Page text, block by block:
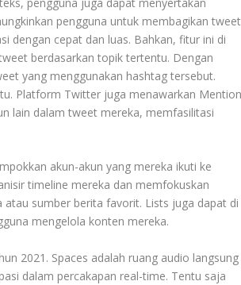
pengguna untuk membagikan tweet
dengan cepat dan luas. Bahkan, fitur ini di
berdasarkan topik tertentu. Dengan
yang menggunakan hashtag tersebut.
Platform Twitter juga menawarkan
lain dalam tweet mereka, memfasilitasi
akun-akun yang mereka ikuti ke
timeline mereka dan memfokuskan
sumber berita favorit. Lists juga dapat di
mengelola konten mereka.
2021. Spaces adalah ruang audio langsung
dalam percakapan real-time. Tentu saja